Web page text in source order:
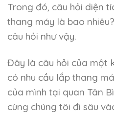
Trong đó, câu hỏi diện
thang máy là bao
câu hỏi như vậy.
Đây là câu hỏi của một
có nhu cầu lắp thang
của mình tại quan Tân
cùng chúng tôi đi sâu